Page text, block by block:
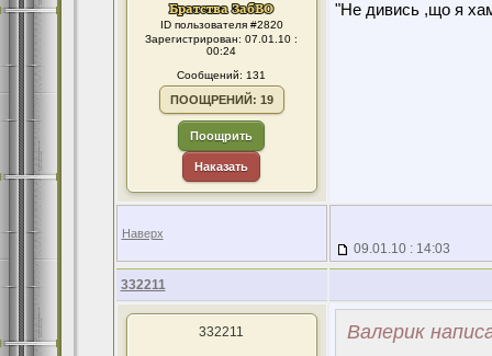
ID пользователя #2820
Зарегистрирован: 07.01.10 :
00:24
Сообщений: 131
ПООЩРЕНИЙ: 19
Поощрить
Наказать
"Не дивись ,що я
Наверх
09.01.10 : 14:03
332211
332211 Валерик